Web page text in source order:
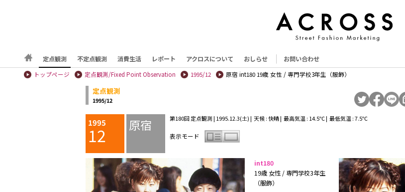
定点観測 不定点観測 消費生活 レポート アクロスについて おしらせ お問い合わせ
トップページ 定点観測/Fixed Point Observation 1995/12 原宿 int180 19歳 女性 / 専門学校3年生（服飾）
定点観測
1995/12
1995
12 原宿 第180回 定点観測 | 1995.12.3(土) | 天候 : 快晴 | 最高気温 : 14.5℃ | 最低気温 : 7.5℃
表示モード
int180
19歳 女性 / 専門学校3年生
（服飾）